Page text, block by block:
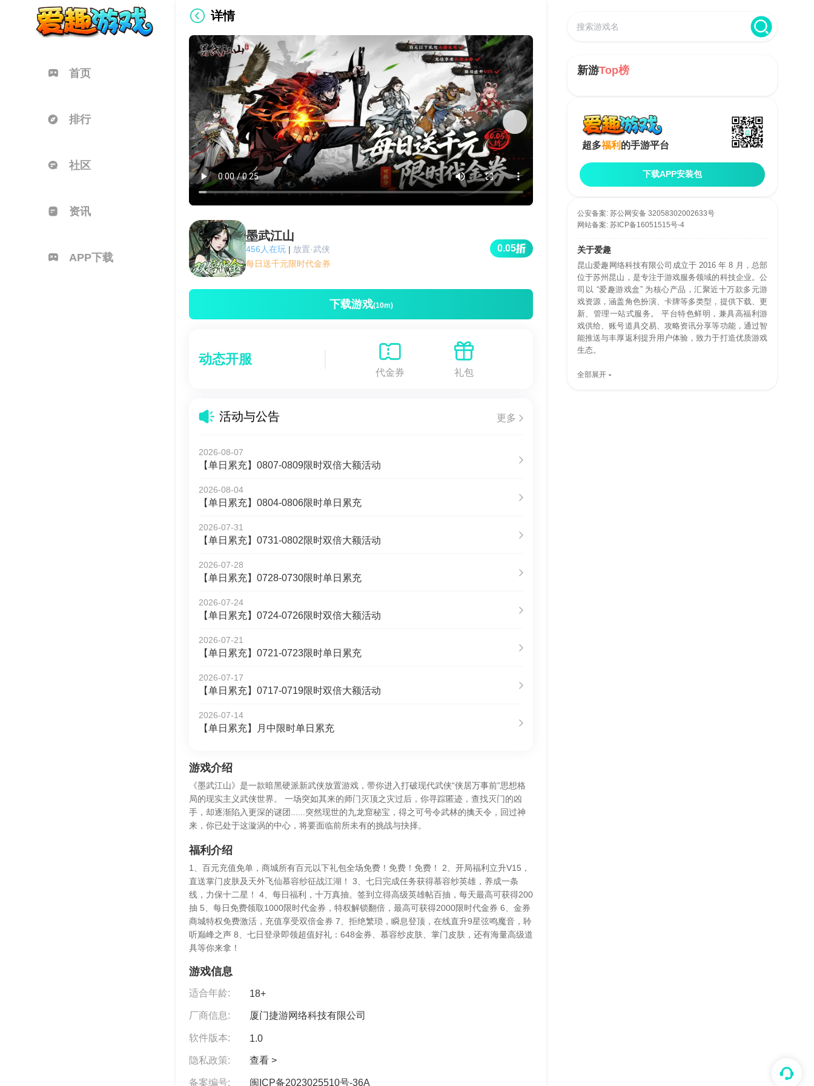
首页
排行
社区
资讯
APP下载
详情
墨武江山
456人在玩 | 放置·武侠
每日送千元限时代金券
0.05
下载游戏(10m)
动态开服
代金券 礼包
活动与公告 更多
2026-08-07
【单日累充】0807-0809限时双倍大额活动
2026-08-04
【单日累充】0804-0806限时单日累充
2026-07-31
【单日累充】0731-0802限时双倍大额活动
2026-07-28
【单日累充】0728-0730限时单日累充
2026-07-24
【单日累充】0724-0726限时双倍大额活动
2026-07-21
【单日累充】0721-0723限时单日累充
2026-07-17
【单日累充】0717-0719限时双倍大额活动
2026-07-14
【单日累充】月中限时单日累充
游戏介绍
《墨武江山》是一款暗黑硬派新武侠放置游戏，带你进入打破现代武侠“侠居万事前”思想格
局的现实主义武侠世界。 一场突如其来的师门灭顶之灾过后，你寻踪匿迹，查找灭门的凶
手，却逐渐陷入更深的谜团......突然现世的九龙窟秘宝，得之可号令武林的擒天令，回过神
来，你已处于这漩涡的中心，将要面临前所未有的挑战与抉择。
福利介绍
1、百元充值免单，商城所有百元以下礼包全场免费！免费！免费！ 2、开局福利立升V15，
直送掌门皮肤及天外飞仙慕容纱征战江湖！ 3、七日完成任务获得慕容纱英雄，养成一条
线，力保十二星！ 4、每日福利，十万真抽。签到立得高级英雄帖百抽，每天最高可获得200
抽 5、每日免费领取1000限时代金券，特权解锁翻倍，最高可获得2000限时代金券 6、金券
商城特权免费激活，充值享受双倍金券 7、拒绝繁琐，瞬息登顶，在线直升9星弦鸣魔音，聆
听巅峰之声 8、七日登录即领超值好礼：648金券、慕容纱皮肤、掌门皮肤，还有海量高级道
具等你来拿！
游戏信息
适合年龄: 18+
厂商信息: 厦门捷游网络科技有限公司
软件版本: 1.0
隐私政策: 查看 >
备案编号: 闽ICP备2023025510号-36A
新游Top榜
超多福利 的手游平台
下载APP安装包
公安备案: 苏公网安备 32058302002633号
网站备案: 苏ICP备16051515号-4
关于爱趣
昆山爱趣网络科技有限公司成立于 2016 年 8 月，总部
位于苏州昆山，是专注于游戏服务领域的科技企业。公
司以 “爱趣游戏盒” 为核心产品，汇聚近十万款多元游
戏资源，涵盖角色扮演、卡牌等多类型，提供下载、更
新、管理一站式服务。 平台特色鲜明，兼具高福利游
戏供给、账号道具交易、攻略资讯分享等功能，通过智
能推送与丰厚返利提升用户体验，致力于打造优质游戏
生态。
全部展开